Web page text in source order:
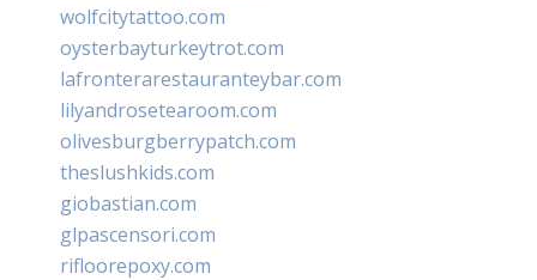
wolfcitytattoo.com
oysterbayturkeytrot.com
lafronterarestauranteybar.com
lilyandrosetearoom.com
olivesburgberrypatch.com
theslushkids.com
giobastian.com
glpascensori.com
rifloorepoxy.com